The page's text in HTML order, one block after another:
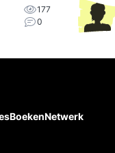
177
0
BoekenNetwerk